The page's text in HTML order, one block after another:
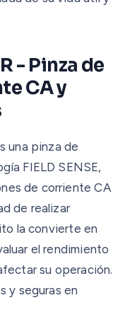
- Pinza de
CA y
una pinza de
FIELD SENSE,
de corriente CA
de realizar
la convierte en
el rendimiento
su operación.
y seguras en